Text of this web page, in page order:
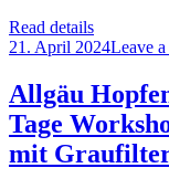
Read details
21. April 2024Leave
Allgäu
Tage
mit